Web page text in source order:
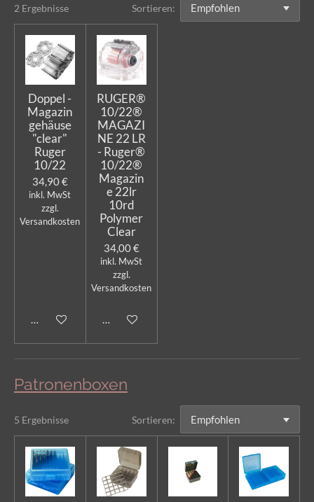
2 Ergebnisse Sortieren:
Doppel -
Magazin
gehäuse
"clear"
Ruger
10/22
34,90 €
inkl. MwSt
zzgl.
Versandkosten
In den Warenkorb
RUGER®
10/22®
MAGAZI
NE 22 LR
- Ruger®
10/22®
Magazin
e 22lr
10rd
Polymer
Clear
34,00 €
inkl. MwSt
zzgl.
Versandkosten
In den Warenkorb
Patronenboxen
5 Ergebnisse Sortieren: